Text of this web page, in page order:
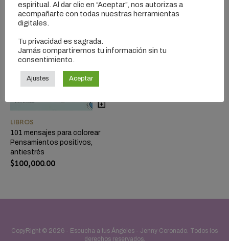
LIBROS
101 mensajes para colorear
Pensamientos positivos,
antiestrés
$100,000.00
CopyRight © 2026 - Escucha a tus Ángeles - Jenny Coronado . Todos los
derechos reservados.
espiritual. Al dar clic en “Aceptar”, nos autorizas a
acompañarte con todas nuestras herramientas
digitales.
Tu privacidad es sagrada.
Jamás compartiremos tu información sin tu
consentimiento.
Ajustes Aceptar